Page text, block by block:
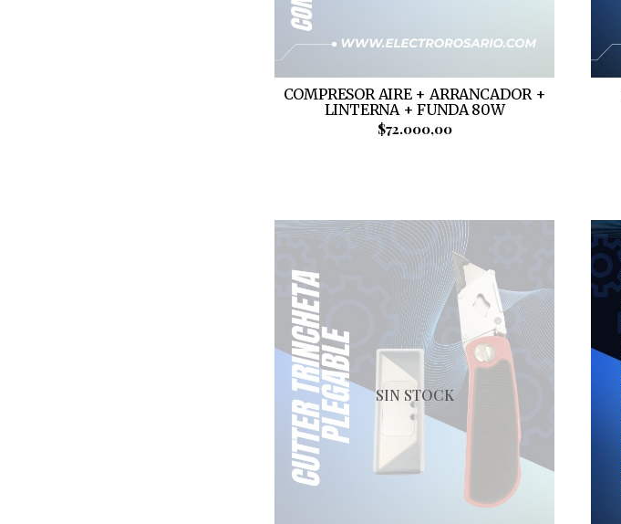
COMPRESOR AIRE + ARRANCADOR +
LINTERNA + FUNDA 80W
$72.000,00
SIN STOCK